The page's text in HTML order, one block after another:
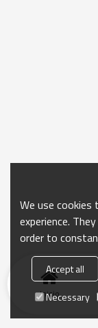
Inicio
We use
experience.
order to
Accept all
Necessary